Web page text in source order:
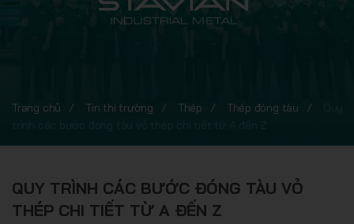
Trang chủ Tin thị trường Thép Thép đóng tàu
QUY TRÌNH CÁC BƯỚC ĐÓNG TÀU VỎ
THÉP CHI TIẾT TỪ A ĐẾN Z